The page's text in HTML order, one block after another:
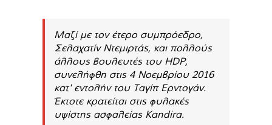
Μαζί με τον έτερο συμπρόεδρο,
Σελαχατίν Ντεμιρτάς, και πολλούς
άλλους βουλευτές του HDP,
συνελήφθη στις 4 Νοεμβρίου 2016
κατ' εντολήν του Ταγίπ Ερντογάν.
Έκτοτε κρατείται στις φυλακές
υψίστης ασφαλείας Kandira.